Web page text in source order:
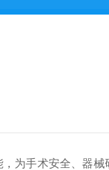
为手术安全、器